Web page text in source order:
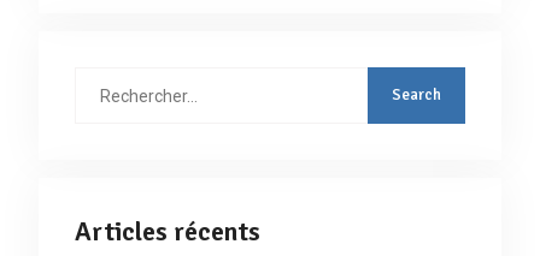
Articles récents